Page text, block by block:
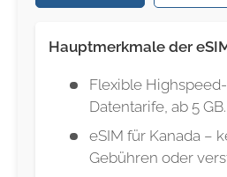
Hauptmerkmale der
Flexible
Datentarife, ab 5 GB.
eSIM für Kanada –
Gebühren oder